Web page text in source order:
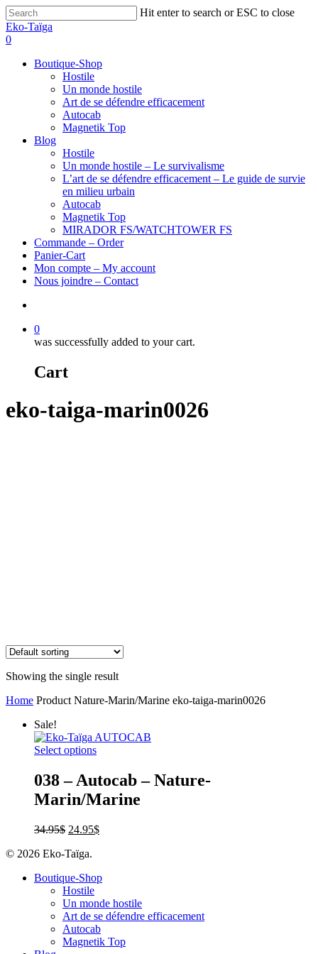
Hit enter to search or ESC to close
Eko-Taïga
0
Boutique-Shop
Hostile
Un monde hostile
Art de se défendre efficacement
Autocab
Magnetik Top
Blog
Hostile
Un monde hostile – Le survivalisme
L’art de se défendre efficacement – Le guide de survie
en milieu urbain
Autocab
Magnetik Top
MIRADOR FS/WATCHTOWER FS
Commande – Order
Panier-Cart
Mon compte – My account
Nous joindre – Contact
0
was successfully added to your cart.
Cart
eko-taiga-marin0026
Showing the single result
Home Product Nature-Marin/Marine eko-taiga-marin0026
Sale!
Select options
038 – Autocab – Nature-
Marin/Marine
34.95$ 24.95$
© 2026 Eko-Taïga.
Boutique-Shop
Hostile
Un monde hostile
Art de se défendre efficacement
Autocab
Magnetik Top